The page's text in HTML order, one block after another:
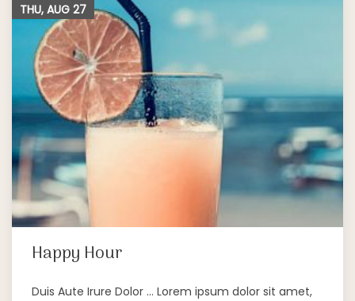
Happy Hour
Duis Aute Irure Dolor … Lorem ipsum dolor sit amet,
THU, AUG 27